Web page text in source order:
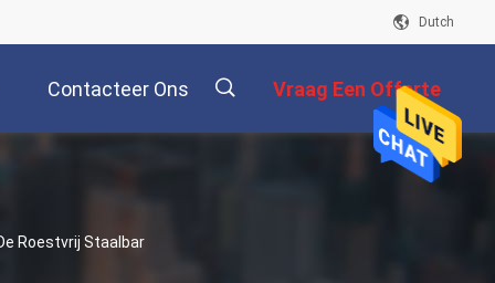
Dutch
Contacteer Ons Vraag Een Offerte
Aan
Roestvrij Staalbar